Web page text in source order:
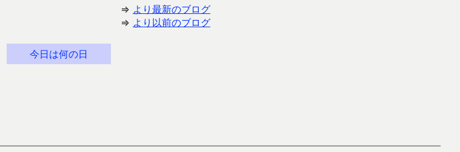
⇒ より最新のブログ
⇒ より以前のブログ
今日は何の日